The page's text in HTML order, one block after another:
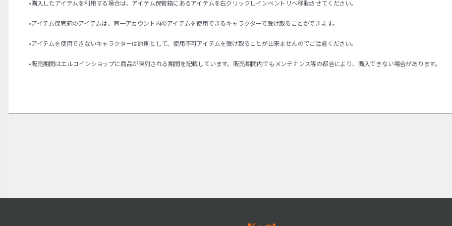
•購入したアイテムを利用する場合は、アイテム保管箱にあるアイテムを右クリックしインベントリへ移動させてください。
•アイテム保管箱のアイテムは、同一アカウント内のアイテムを使用できるキャラクターで受け取ることができます。
•アイテムを使用できないキャラクターは原則として、使用不可アイテムを受け取ることが出来ませんのでご注意ください。
•販売期間はエルコインショップに商品が陳列される期間を記載しています。販売期間内でもメンテナンス等の都合により、購入できない場合があります。